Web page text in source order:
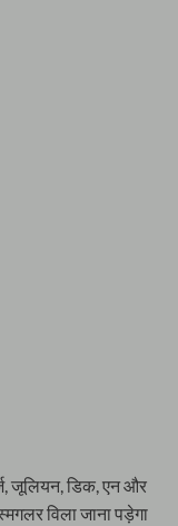
जूलियन, डिक, एन और
विला जाना पड़ेगा